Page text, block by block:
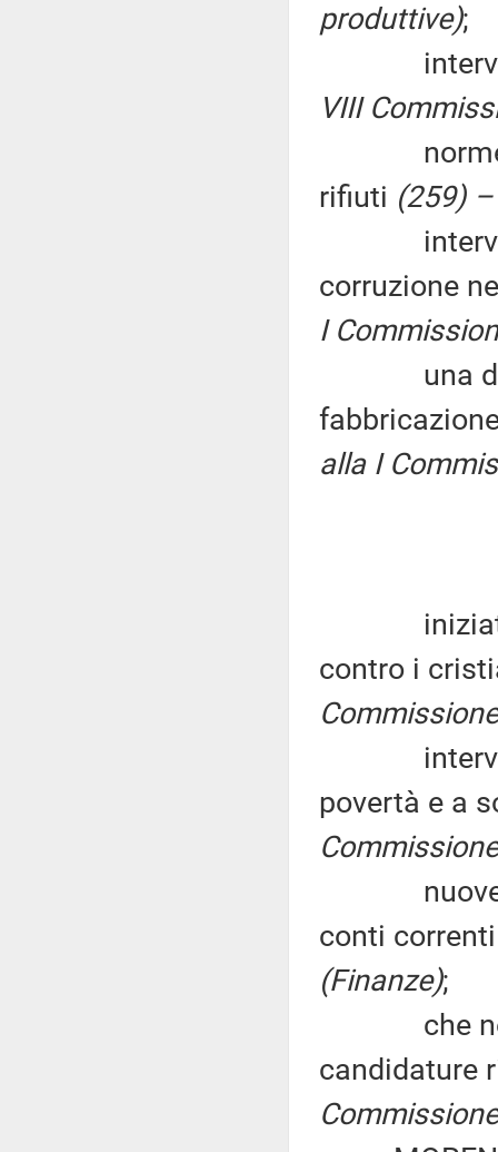
produttive);
interventi
VIII
norme in
rifiuti (259)
interventi
corruzione
I
una
alla I
iniziative
contro i
interventi
povertà e a
nuove
conti
(Finanze);
che non
candidature